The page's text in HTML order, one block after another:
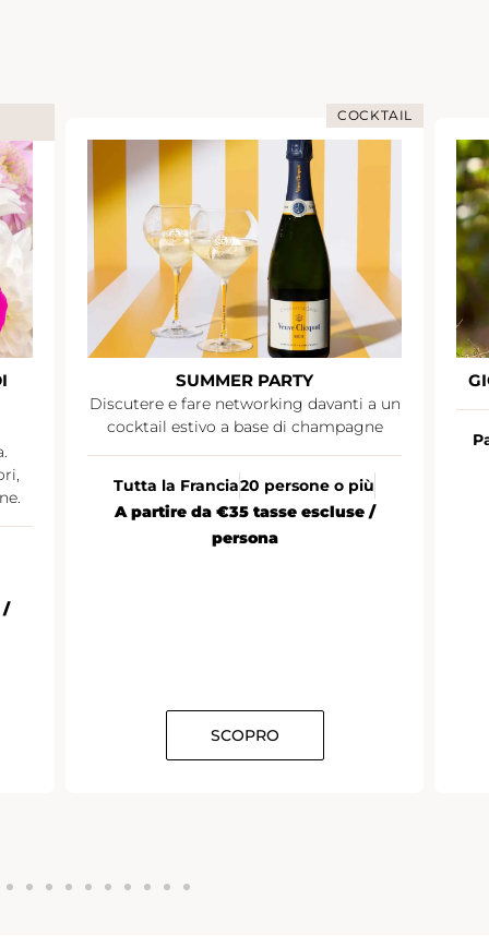
/
COCKTAIL
SUMMER PARTY
Discutere e fare networking davanti a un
cocktail estivo a base di champagne
Tutta la Francia20 persone o più
A partire da €35 tasse escluse /
persona
SCOPRO